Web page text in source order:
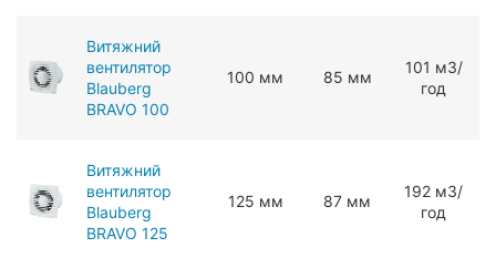
Витяжний
вентилятор
Blauberg
BRAVO 100
100 мм 85 мм
101 мЗ/
год
Витяжний
вентилятор
Blauberg
BRAVO 125
125 мм 87 мм
192 мЗ/
год